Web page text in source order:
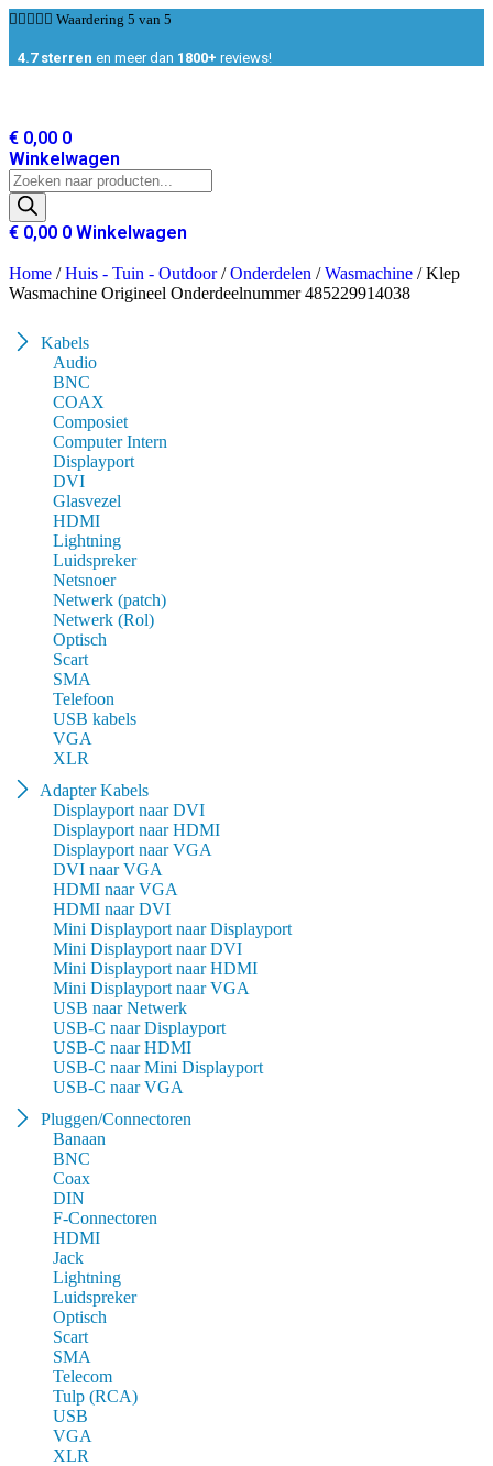
Ga
de
     Waardering 5 van 5
4.7 sterren en meer dan 1800+ reviews!
€ 0,00 0
Winkelwagen
Producten
zoeken
€ 0,00 0 Winkelwagen
Home /Huis - Tuin - Outdoor/Onderdelen /Wasmachine / Klep
Wasmachine Origineel Onderdeelnummer 485229914038
Kabels
Audio
BNC
COAX
Composiet
Computer Intern
Displayport
DVI
Glasvezel
HDMI
Lightning
Luidspreker
Netsnoer
Netwerk (patch)
Netwerk (Rol)
Optisch
Scart
SMA
Telefoon
USB kabels
VGA
XLR
Adapter Kabels
Displayport naar DVI
Displayport naar HDMI
Displayport naar VGA
DVI naar VGA
HDMI naar VGA
HDMI naar DVI
Mini Displayport naar Displayport
Mini Displayport naar DVI
Mini Displayport naar HDMI
Mini Displayport naar VGA
USB naar Netwerk
USB-C naar Displayport
USB-C naar HDMI
USB-C naar Mini Displayport
USB-C naar VGA
Pluggen/Connectoren
Banaan
BNC
Coax
DIN
F-Connectoren
HDMI
Jack
Lightning
Luidspreker
Optisch
Scart
SMA
Telecom
Tulp (RCA)
USB
VGA
XLR